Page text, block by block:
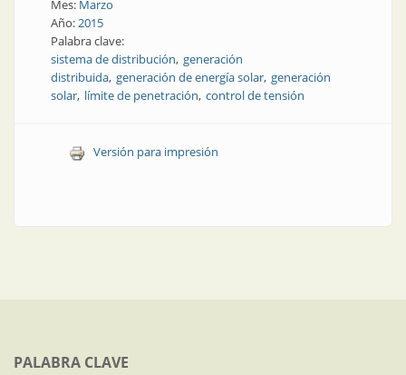
Mes: Marzo
Año:2015
Palabra clave:
sistema de distribución generación
distribuida generación de energía solar generación
solar límite de penetración control de tensión
Versión para impresión
PALABRA CLAVE